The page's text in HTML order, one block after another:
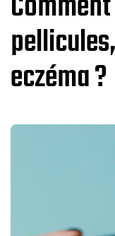
eczéma ?